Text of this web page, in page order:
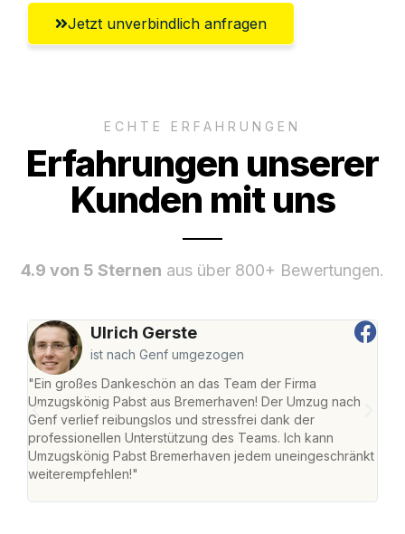
Jetzt unverbindlich anfragen
ECHTE ERFAHRUNGEN
Erfahrungen unserer
Kunden mit uns
4.9 von 5 Sternen aus über 800+ Bewertungen.
Ulrich Gerste
ist nach Genf umgezogen
"Ein großes Dankeschön an das Team der Firma
Umzugskönig Pabst aus Bremerhaven! Der Umzug nach
Genf verlief reibungslos und stressfrei dank der
professionellen Unterstützung des Teams. Ich kann
Umzugskönig Pabst Bremerhaven jedem uneingeschränkt
weiterempfehlen!"